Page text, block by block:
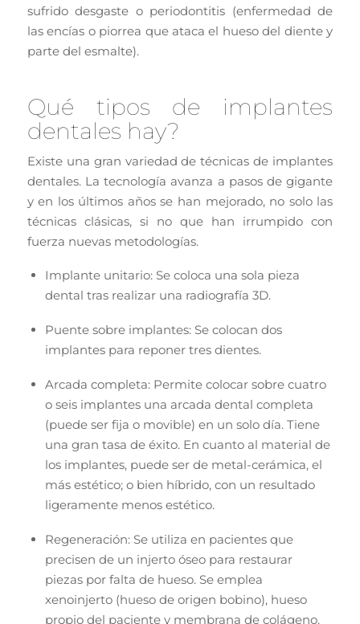
sufrido desgaste o periodontitis (enfermedad de
las encías o piorrea que ataca el hueso del diente y
parte del esmalte).
Qué tipos de implantes
dentales hay?
Existe una gran variedad de técnicas de implantes
dentales. La tecnología avanza a pasos de gigante
y en los últimos años se han mejorado, no solo las
técnicas clásicas, si no que han irrumpido con
fuerza nuevas metodologías.
Implante unitario: Se coloca una sola pieza
dental tras realizar una radiografía 3D.
Puente sobre implantes: Se colocan dos
implantes para reponer tres dientes.
Arcada completa: Permite colocar sobre cuatro
o seis implantes una arcada dental completa
(puede ser fija o movible) en un solo día. Tiene
una gran tasa de éxito. En cuanto al material de
los implantes, puede ser de metal-cerámica, el
más estético; o bien híbrido, con un resultado
ligeramente menos estético.
Regeneración: Se utiliza en pacientes que
precisen de un injerto óseo para restaurar
piezas por falta de hueso. Se emplea
xenoinjerto (hueso de origen bobino), hueso
propio del paciente y membrana de colágeno.